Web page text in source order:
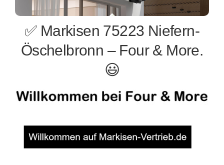
✅ Markisen 75223 Niefern-
Öschelbronn – Four & More.
😃